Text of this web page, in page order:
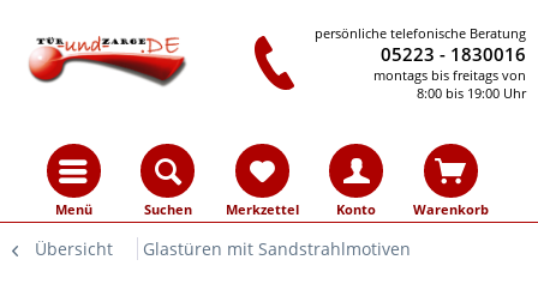
persönliche telefonische Beratung
05223 - 1830016
montags bis freitags von
8:00 bis 19:00 Uhr
Menü Suchen Merkzettel Konto Warenkorb
Übersicht Glastüren mit Sandstrahlmotiven